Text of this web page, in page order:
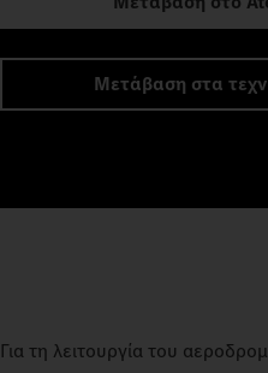
Μετάβαση στα
Για τη λειτουργία του